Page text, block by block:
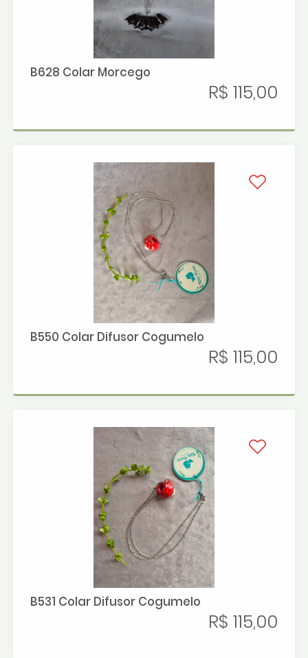
B628 Colar Morcego
R$ 115,00
B550 Colar Difusor Cogumelo
R$ 115,00
B531 Colar Difusor Cogumelo
R$ 115,00